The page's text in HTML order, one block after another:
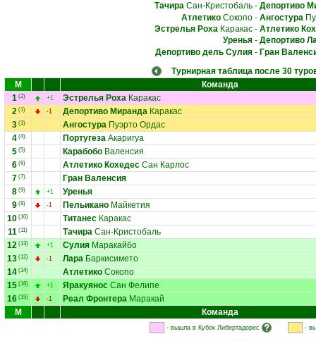
ТачираСан-Кристобаль- Депортиво
АтлетикоСокопо- Ангостура
Эстрелья РохаКаракас- Атлетико
Уренья- Депортиво
Депортиво дель Сулия- Гран
Турнирная таблица после 30
М
Команда
1 (2) +1 Эстрелья Роха Каракас
2 (1) -1 Депортиво Миранда Каракас
3 (3) Ангостура Пуэрто Ордас
4 (4) Португеза Акаригуа
5 (5) Карабобо Валенсия
6 (6) Атлетико Кохедес Сан Карлос
7 (7)
Гран Валенсия
8 (9) +1
Уренья
9 (8) -1 Пельикано Майкетия
10 (10) Титанес Каракас
11 (11) Тачира Сан-Кристобаль
12 (13) +1 Сулия Маракайбо
13 (12) -1 Лара Баркисимето
14 (14) Атлетико Сокопо
15 (16) +1 Яракуянос Сан Фелипе
16 (15) -1 Реал Фронтера Маракай
М
Команда
- вышла в Кубок Либертадорес -